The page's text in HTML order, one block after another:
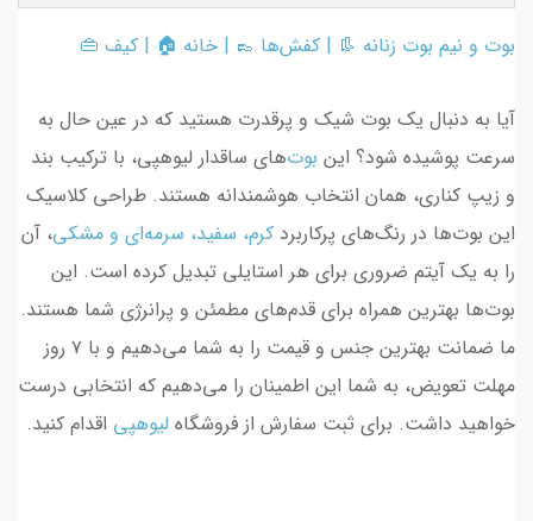
بوت و نیم بوت زنانه 👢 | کفش‌ها 👞 | خانه 🏠 | کیف 👜
آیا به دنبال یک بوت شیک و پرقدرت هستید که در عین حال به
سرعت پوشیده شود؟ این بوت‌های ساقدار لیوهپی، با ترکیب بند
و زیپ کناری، همان انتخاب هوشمندانه هستند. طراحی کلاسیک
این بوت‌ها در رنگ‌های پرکاربرد کرم، سفید، سرمه‌ای و مشکی، آن
را به یک آیتم ضروری برای هر استایلی تبدیل کرده است. این
بوت‌ها بهترین همراه برای قدم‌های مطمئن و پرانرژی شما هستند.
ما ضمانت بهترین جنس و قیمت را به شما می‌دهیم و با ۷ روز
مهلت تعویض، به شما این اطمینان را می‌دهیم که انتخابی درست
خواهید داشت. برای ثبت سفارش از فروشگاه لیوهپی اقدام کنید.